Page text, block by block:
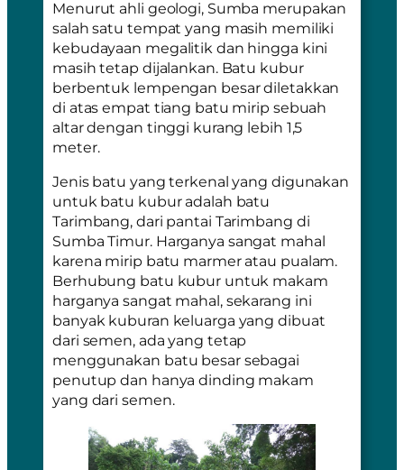
Menurut ahli geologi, Sumba merupakan
salah satu tempat yang masih memiliki
kebudayaan megalitik dan hingga kini
masih tetap dijalankan. Batu kubur
berbentuk lempengan besar diletakkan
di atas empat tiang batu mirip sebuah
altar dengan tinggi kurang lebih 1,5
meter.
Jenis batu yang terkenal yang digunakan
untuk batu kubur adalah batu
Tarimbang, dari pantai Tarimbang di
Sumba Timur. Harganya sangat mahal
karena mirip batu marmer atau pualam.
Berhubung batu kubur untuk makam
harganya sangat mahal, sekarang ini
banyak kuburan keluarga yang dibuat
dari semen, ada yang tetap
menggunakan batu besar sebagai
penutup dan hanya dinding makam
yang dari semen.